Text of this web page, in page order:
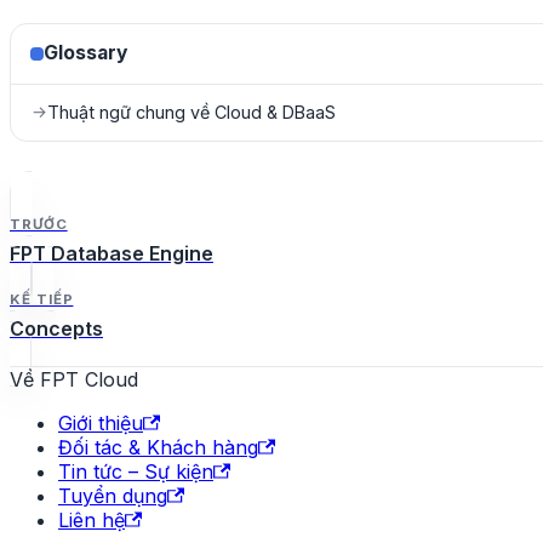
Glossary
→Thuật ngữ chung về Cloud & DBaaS
TRƯỚC
FPT Database Engine
KẾ TIẾP
Concepts
Về FPT Cloud
Giới thiệu
Đối tác & Khách hàng
Tin tức – Sự kiện
Tuyển dụng
Liên hệ